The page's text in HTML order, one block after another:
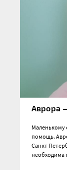
Аврора
Маленькому
помощь.
Санкт
необходима